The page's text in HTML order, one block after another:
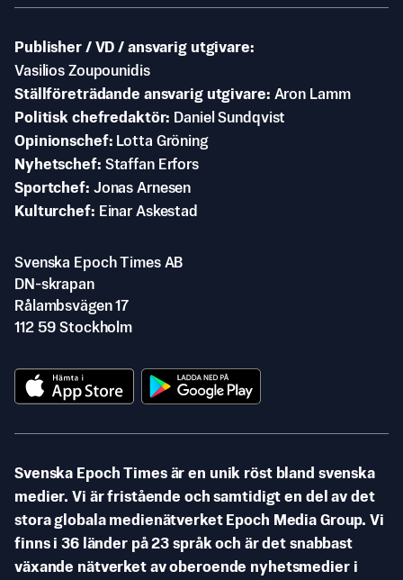
Publisher / VD / ansvarig utgivare
Vasilios Zoupounidis
Ställföreträdande ansvarig utgivare Aron Lamm
Politisk chefredaktör
Daniel Sundqvist
Opinionschef
Lotta Gröning
Nyhetschef Staffan Erfors
Sportchef Jonas Arnesen
Kulturchef
Einar Askestad
Svenska Epoch Times AB
DN-skrapan
Rålambsvägen 17
112 59 Stockholm
Svenska Epoch Times är en unik röst bland svenska
medier. Vi är fristående och samtidigt en del av det
stora globala medienätverket Epoch Media Group. Vi
finns i 36 länder på 23 språk och är det snabbast
växande nätverket av oberoende nyhetsmedier i